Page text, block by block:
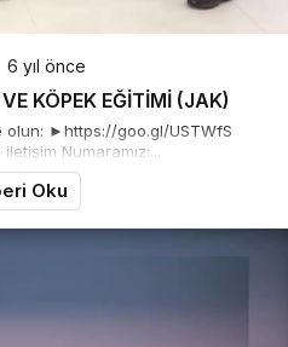
6 yıl önce
KÖPEK EĞİTİMİ (JAK)
olun: ►https://goo.gl/USTWfS
Numaramız:...
Oku